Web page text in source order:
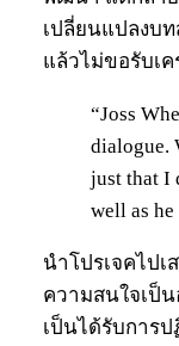
เปลี่ยนแปลงบ
แล้วไม่ขอรับเค
“Joss
dialogue.
just that I
well as he
นำโปรเจคไปเ
ความสนใจเป็น
เป็นได้รับการป